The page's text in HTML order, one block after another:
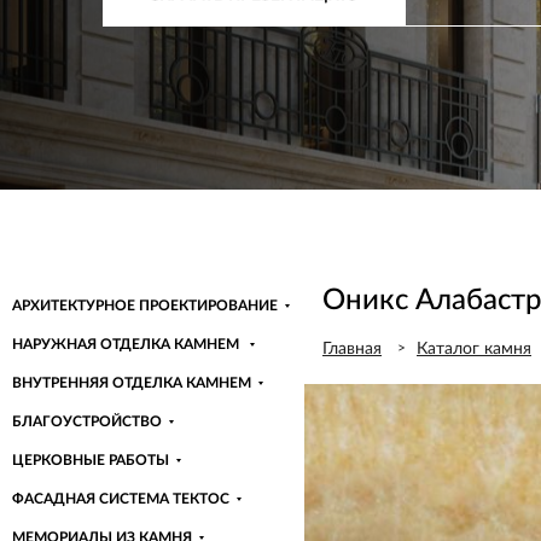
СКАЧАТЬ ПРЕЗЕНТАЦИЮ
Узнать больше
СКАЧАТЬ ПРЕЗЕНТАЦИЮ
СКАЧАТЬ ПРЕЗЕНТАЦИЮ
СКАЧАТЬ ПРЕЗЕНТАЦИЮ
АРХИТЕКТУРНОЕ ПРОЕКТИРОВАНИЕ
НАРУЖНАЯ ОТДЕЛКА КАМНЕМ
ВНУТРЕННЯЯ ОТДЕЛКА КАМНЕМ
БЛАГОУСТРОЙСТВО
ЦЕРКОВНЫЕ РАБОТЫ
ФАСАДНАЯ СИСТЕМА ТЕКТОС
МЕМОРИАЛЫ ИЗ КАМНЯ
Оникс
Главная Каталог камня